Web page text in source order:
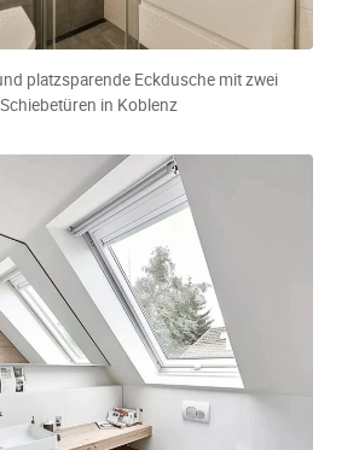
platzsparende Eckdusche mit zwei
Schiebetüren in Koblenz